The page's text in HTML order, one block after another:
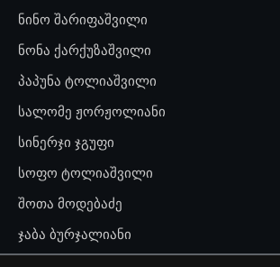
ნინო შარიფაშვილი
ნონა ქარქუზაშვილი
პაპუნა ტოლიაშვილი
სალომე ჟორჟოლიანი
სინერჯი ჯგუფი
სოფო ტოლიაშვილი
შოთა მოდებაძე
ჯაბა ბურჯალიანი